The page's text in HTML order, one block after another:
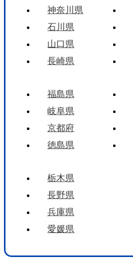
神奈川県
石川県
山口県
長崎県
福島県
岐阜県
京都府
徳島県
栃木県
長野県
兵庫県
愛媛県